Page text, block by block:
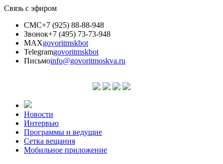
Связь с эфиром
СМС+7 (925) 88-88-948
Звонок+7 (495) 73-73-948
MAXgovoritmskbot
Telegramgovoritmskbot
Письмоinfo@govoritmoskva.ru
Новости
Интервью
Программы и ведущие
Сетка вещания
Мобильное приложение